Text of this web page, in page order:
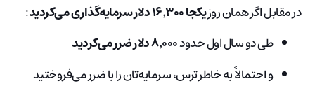
در مقابل اگر همان روزیکجا ۱۶٬۳۰۰ دلار سرمایه‌گذاری می‌کردید
:
طی دو سال اول حدود۸٬۰۰۰ دلار ضرر می‌کردید
و احتمالاً به خاطر ترس، سرمایه‌تان را با ضرر می‌فروختید